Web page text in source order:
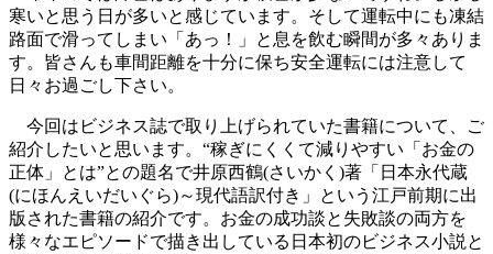
寒いと思う日が多いと感じています。そして運転中にも凍結
路面で滑ってしまい「あっ！」と息を飲む瞬間が多々ありま
す。皆さんも車間距離を十分に保ち安全運転には注意して
日々お過ごし下さい。
今回はビジネス誌で取り上げられていた書籍について、ご
紹介したいと思います。“稼ぎにくくて減りやすい「お金の
正体」とは”との題名で井原西鶴(さいかく)著「日本永代蔵
(にほんえいだいぐら)～現代語訳付き」という江戸前期に出
版された書籍の紹介です。お金の成功談と失敗談の両方を
様々なエピソードで描き出している日本初のビジネス小説と